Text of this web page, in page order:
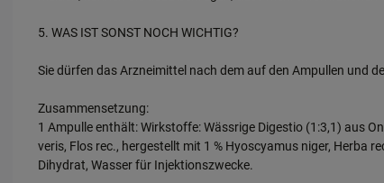
Ihre Bedürfnisse
Website
unserer
werden.
5. WAS IST SONST NOCH WICHTIG?
Sie dürfen das Arzneimittel nach dem auf den Ampullen und
Zusammensetzung:
1 Ampulle enthält: Wirkstoffe: Wässrige Digestio (1:3,1) aus
veris, Flos rec., hergestellt mit 1 % Hyoscyamus niger,
Dihydrat, Wasser für Injektionszwecke.